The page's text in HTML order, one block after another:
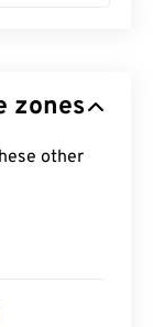
zones
other